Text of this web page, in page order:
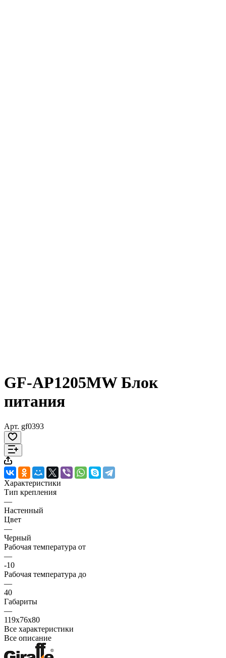
GF-AP1205MW Блок
питания
Арт. gf0393
Характеристики
Тип крепления
—
Настенный
Цвет
—
Черный
Рабочая температура от
—
-10
Рабочая температура до
—
40
Габариты
—
119х76х80
Все характеристики
Все описание